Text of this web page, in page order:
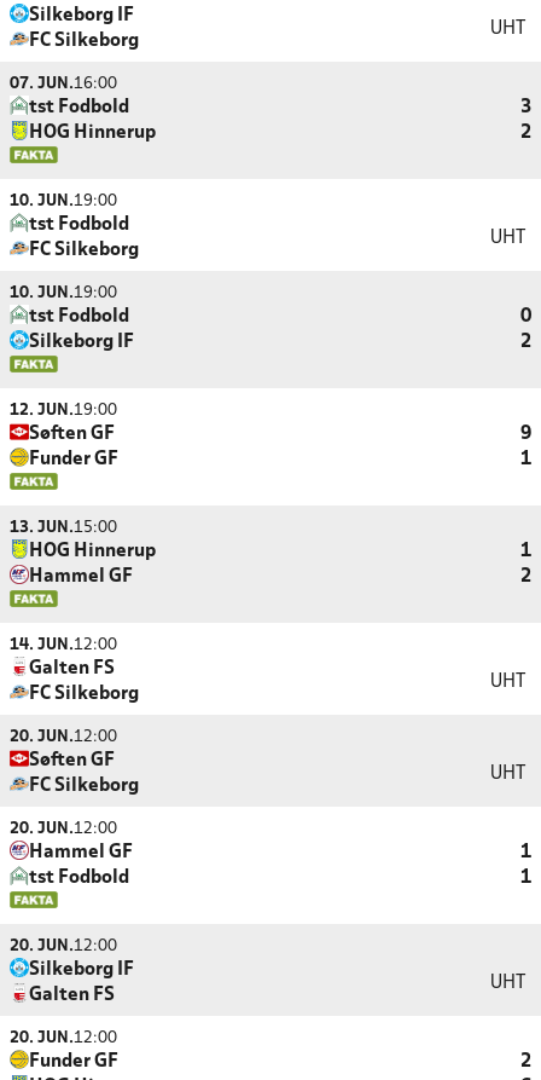
Silkeborg IF
FC Silkeborg
UHT
07. JUN.16:00
tst Fodbold
3
HOG Hinnerup
2
10. JUN.19:00
tst Fodbold
FC Silkeborg
UHT
10. JUN.19:00
tst Fodbold
0
Silkeborg IF
2
12. JUN.19:00
Søften GF
9
Funder GF
1
13. JUN.15:00
HOG Hinnerup
1
Hammel GF
2
14. JUN.12:00
Galten FS
FC Silkeborg
UHT
20. JUN.12:00
Søften GF
FC Silkeborg
UHT
20. JUN.12:00
Hammel GF
1
tst Fodbold
1
20. JUN.12:00
Silkeborg IF
Galten FS
UHT
20. JUN.12:00
Funder GF
2